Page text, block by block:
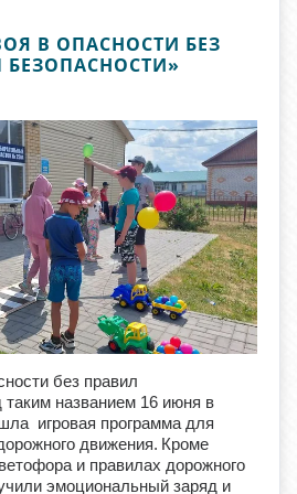
В ОПАСНОСТИ БЕЗ
БЕЗОПАСНОСТИ»
без правил
таким названием 16 июня в
игровая программа для
движения. Кроме
и правилах дорожного
эмоциональный заряд и